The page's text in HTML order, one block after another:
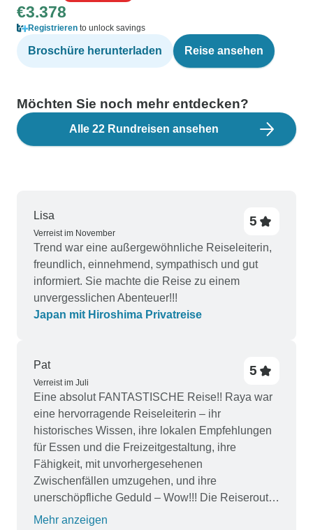
€3.378
Registrieren to unlock savings
Broschüre herunterladen Reise ansehen
Möchten Sie noch mehr entdecken?
Alle 22 Rundreisen ansehen
Lisa
Verreist im November
5
Trend war eine außergewöhnliche Reiseleiterin,
freundlich, einnehmend, sympathisch und gut
informiert. Sie machte die Reise zu einem
unvergesslichen Abenteuer!!!
Japan mit Hiroshima Privatreise
Pat
Verreist im Juli
5
Eine absolut FANTASTISCHE Reise!! Raya war
eine hervorragende Reiseleiterin – ihr
historisches Wissen, ihre lokalen Empfehlungen
für Essen und die Freizeitgestaltung, ihre
Fähigkeit, mit unvorhergesehenen
Zwischenfällen umzugehen, und ihre
unerschöpfliche Geduld – Wow!!! Die Reiseroute
war genau richtig – atemberaubende Orte.
Mehr anzeigen